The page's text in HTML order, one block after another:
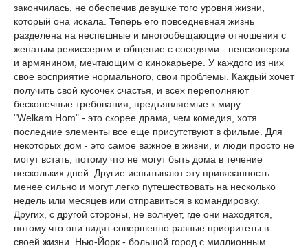
закончилась, не обеспечив девушке того уровня жизни,
который она искала. Теперь его повседневная жизнь
разделена на неспешные и многообещающие отношения с
женатым режиссером и общение с соседями - пенсионером
и армянином, мечтающим о кинокарьере. У каждого из них
свое восприятие нормального, свои проблемы. Каждый хочет
получить свой кусочек счастья, и всех переполняют
бесконечные требования, предъявляемые к миру.
"Welkam Hom" - это скорее драма, чем комедия, хотя
последние элементы все еще присутствуют в фильме. Для
некоторых дом - это самое важное в жизни, и люди просто не
могут встать, потому что не могут быть дома в течение
нескольких дней. Другие испытывают эту привязанность
менее сильно и могут легко путешествовать на несколько
недель или месяцев или отправиться в командировку.
Других, с другой стороны, не волнует, где они находятся,
потому что они видят совершенно разные приоритеты в
своей жизни. Нью-Йорк - большой город с миллионным